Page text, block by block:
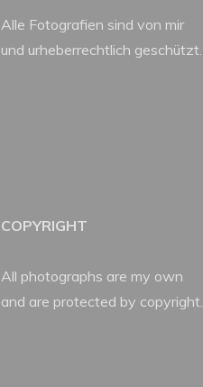
Alle Fotografien sind von mir
und urheberrechtlich geschützt.
COPYRIGHT
All photographs are my own
and are protected by copyright.